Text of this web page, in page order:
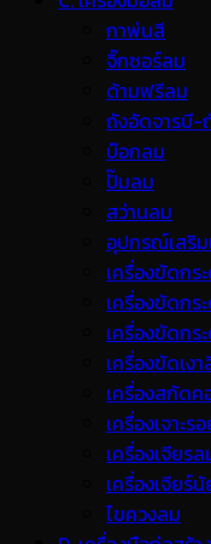
กาพ่นสี
จิ๊กซอร์ลม
ด้ามฟรีลม
ถังอัดจารบี-
บ๊อกลม
ปั๊มลม
สว่านลม
อุปกรณ์เสริ
เครื่องขัดกร
เครื่องขัดกร
เครื่องขัดก
เครื่องขัดเง
เครื่องสกัด
เครื่องเจาะร
เครื่องเจียรล
เครื่องเจียร์
ไขควงลม